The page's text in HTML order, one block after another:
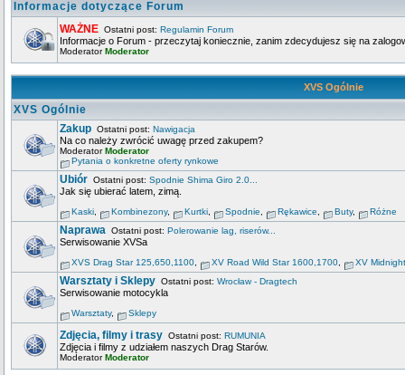
Informacje dotyczące Forum
WAŻNE Ostatni post: Regulamin Forum
Informacje o Forum - przeczytaj koniecznie, zanim zdecydujesz się na
ModeratorModerator
XVS Ogólnie
XVS Ogólnie
Zakup Ostatni post: Nawigacja
Na co należy zwrócić uwagę przed zakupem?
ModeratorModerator
Pytania o konkretne oferty rynkowe
Ubiór Ostatni post: Spodnie Shima Giro 2.0...
Jak się ubierać latem, zimą.
Kaski Kombinezony, Kurtki Spodnie Rękawice Buty, Różne
Naprawa Ostatni post: Polerowanie lag, riserów...
Serwisowanie XVSa
XVS Drag Star 125,650,1100 XV Road Wild Star 1600,1700 XV
Warsztaty i Sklepy Ostatni post: Wrocław - Dragtech
Serwisowanie motocykla
Warsztaty, Sklepy
Zdjęcia, filmy i trasy Ostatni post: RUMUNIA
Zdjęcia i filmy z udziałem naszych Drag Starów.
ModeratorModerator